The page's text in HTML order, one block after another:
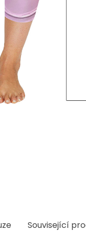
Související